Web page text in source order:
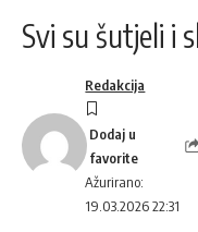
Svi su šutjeli i
Ažurirano:
19.03.2026 22:31
Redakcija